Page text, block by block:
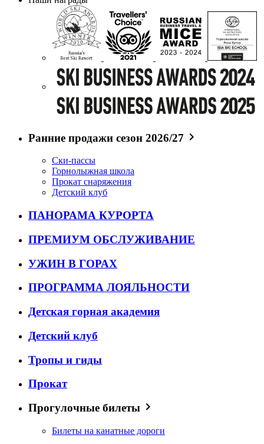
Ранние продажи сезон 2026/27
Ски-пассы
Горнолыжная школа
Прокат снаряжения
Детский клуб
ПАНОРАМА КУРОРТА
ПРЕМИУМ ОБСЛУЖИВАНИЕ
УЖИН В ГОРАХ
ПРОГРАММА ЛОЯЛЬНОСТИ
Детская горная академия
Детский клуб
Тропы и гиды
Прокат
Прогулочные билеты
Билеты на канатные дороги